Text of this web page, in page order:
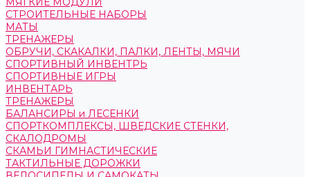
СТРОИТЕЛЬНЫЕ НАБОРЫ
МАТЫ
ТРЕНАЖЕРЫ
ОБРУЧИ, СКАКАЛКИ, ПАЛКИ, ЛЕНТЫ, МЯЧИ
СПОРТИВНЫЙ ИНВЕНТРЬ
СПОРТИВНЫЕ ИГРЫ
ИНВЕНТАРЬ
ТРЕНАЖЕРЫ
БАЛАНСИРЫ и ЛЕСЕНКИ
СПОРТКОМПЛЕКСЫ, ШВЕДСКИЕ СТЕНКИ,
СКАЛОДРОМЫ
СКАМЬИ ГИМНАСТИЧЕСКИЕ
ТАКТИЛЬНЫЕ ДОРОЖКИ